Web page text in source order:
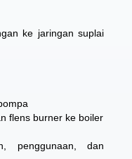
ke jaringan suplai
flens burner ke boiler
penggunaan, dan